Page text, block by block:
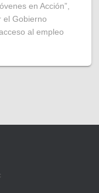
en Acción”,
el Gobierno
al empleo